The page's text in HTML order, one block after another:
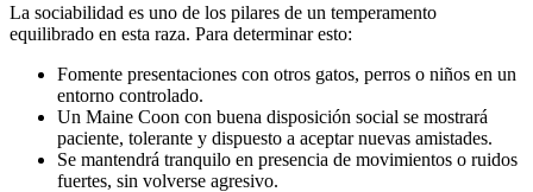
La sociabilidad es uno de los pilares de un temperamento
equilibrado en esta raza. Para determinar esto:
Fomente presentaciones con otros gatos, perros o niños en un
entorno controlado.
Un Maine Coon con buena disposición social se mostrará
paciente, tolerante y dispuesto a aceptar nuevas amistades.
Se mantendrá tranquilo en presencia de movimientos o ruidos
fuertes, sin volverse agresivo.